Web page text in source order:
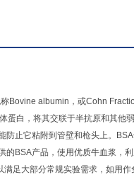
Bovine albumin，或Cohn
蛋白，将其交联于半抗原和其
止它粘附到管壁和枪头上。
BSA产品，使用优质牛血浆，
足大部分常规实验需求，如用